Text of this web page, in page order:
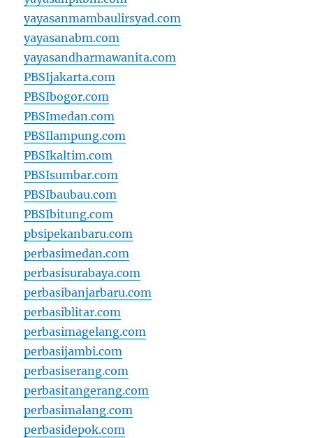
yayasanmambaulirsyad.com
yayasanabm.com
yayasandharmawanita.com
PBSIjakarta.com
PBSIbogor.com
PBSImedan.com
PBSIlampung.com
PBSIkaltim.com
PBSIsumbar.com
PBSIbaubau.com
PBSIbitung.com
pbsipekanbaru.com
perbasimedan.com
perbasisurabaya.com
perbasibanjarbaru.com
perbasiblitar.com
perbasimagelang.com
perbasijambi.com
perbasiserang.com
perbasitangerang.com
perbasimalang.com
perbasidepok.com